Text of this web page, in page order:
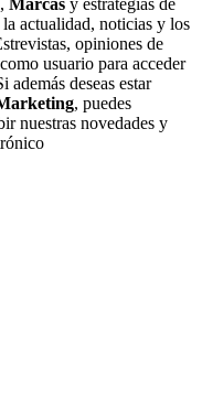
, Marcas y estrategias de
actualidad, noticias y los
opiniones de
usuario para acceder
además deseas estar
, puedes
nuestras novedades y